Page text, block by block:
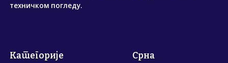
техничком погледу.
Категорије Срна